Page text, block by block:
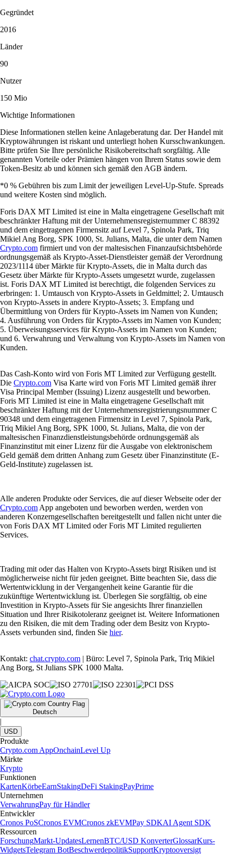
Gegründet
2016
Länder
90
Nutzer
150 Mio
Wichtige Informationen
Diese Informationen stellen keine Anlageberatung dar. Der Handel mit
Kryptowährungen ist riskant und unterliegt hohen Kursschwankungen.
Bitte prüfen Sie Ihre persönliche Risikobereitschaft sorgfältig. Alle
genannten Vorteile oder Prämien hängen von Ihrem Status sowie dem
Token-Besitz ab und können sich gemäß den AGB ändern.
*0 % Gebühren bis zum Limit der jeweiligen Level-Up-Stufe. Spreads
und weitere Kosten sind möglich.
Foris DAX MT Limited ist eine in Malta eingetragene Gesellschaft mit
beschränkter Haftung mit der Unternehmensregisternummer C 88392
und dem eingetragenen Firmensitz auf Level 7, Spinola Park, Triq
Mikiel Ang Borg, SPK 1000, St. Julians, Malta, die unter dem Namen
Crypto.com firmiert und von der maltesischen Finanzaufsichtsbehörde
ordnungsgemäß als Krypto-Asset-Dienstleister gemäß der Verordnung
2023/1114 über Märkte für Krypto-Assets, die in Malta durch das
Gesetz über Märkte für Krypto-Assets umgesetzt wurde, zugelassen
ist. Foris DAX MT Limited ist berechtigt, die folgenden Services zu
erbringen: 1. Umtausch von Krypto-Assets in Geldmittel; 2. Umtausch
von Krypto-Assets in andere Krypto-Assets; 3. Empfang und
Übermittlung von Orders für Krypto-Assets im Namen von Kunden;
4. Ausführung von Orders für Krypto-Assets im Namen von Kunden;
5. Überweisungsservices für Krypto-Assets im Namen von Kunden;
und 6. Verwahrung und Verwaltung von Krypto-Assets im Namen von
Kunden.
Das Cash-Konto wird von Foris MT Limited zur Verfügung gestellt.
Die Crypto.com Visa Karte wird von Foris MT Limited gemäß ihrer
Visa Principal Member (Issuing) Lizenz ausgestellt und beworben.
Foris MT Limited ist eine in Malta eingetragene Gesellschaft mit
beschränkter Haftung mit der Unternehmensregistrierungsnummer C
90348 und dem eingetragenen Firmensitz in Level 7, Spinola Park,
Triq Mikiel Ang Borg, SPK 1000, St. Julians, Malta, die von der
maltesischen Finanzdienstleistungsbehörde ordnungsgemäß als
Finanzinstitut mit einer Lizenz für die Ausgabe von elektronischem
Geld gemäß dem dritten Anhang zum Gesetz über Finanzinstitute (E-
Geld-Institute) zugelassen ist.
Alle anderen Produkte oder Services, die auf dieser Webseite oder der
Crypto.com App angeboten und beworben werden, werden von
anderen Konzerngesellschaften bereitgestellt und fallen nicht unter die
von Foris DAX MT Limited oder Foris MT Limited regulierten
Services.
Trading mit oder das Halten von Krypto-Assets birgt Risiken und ist
möglicherweise nicht für jeden geeignet. Bitte beachten Sie, dass die
Wertentwicklung in der Vergangenheit keine Garantie für die
zukünftige Wertentwicklung ist. Überlegen Sie sorgfältig, ob eine
Investition in Krypto-Assets für Sie angesichts Ihrer finanziellen
Situation und Ihrer Risikotoleranz geeignet ist. Weitere Informationen
zu den Risiken, die mit dem Trading oder dem Besitz von Krypto-
Assets verbunden sind, finden Sie hier.
Kontakt: chat.crypto.com | Büro: Level 7, Spinola Park, Triq Mikiel
Ang Borg, St Julians SPK 1000 Malta.
Deutsch
|
USD
Produkte
Crypto.com AppOnchainLevel Up
Märkte
Krypto
Funktionen
KartenKörbeEarnStakingDeFi StakingPayPrime
Unternehmen
VerwahrungPay für Händler
Entwickler
Cronos PoSCronos EVMCronos zkEVMPay SDKAI Agent SDK
Ressourcen
ForschungMarkt-UpdatesLernenBTC/USD KonverterGlossarKurs-
WidgetsTelegram BotBeschwerdepolitikSupportKryptooversigt